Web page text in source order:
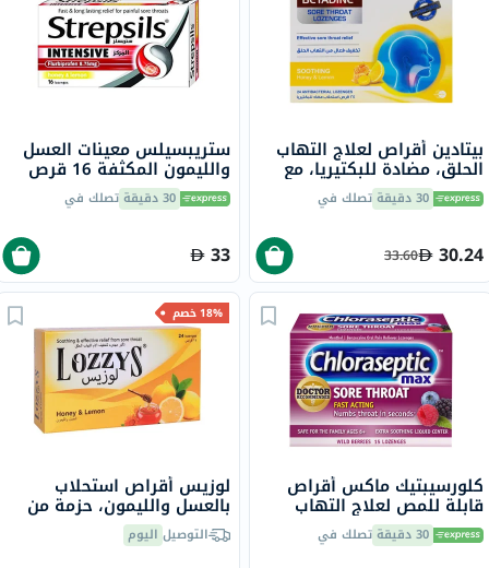
بيتادين أقراص لعلاج التهاب
الحلق، مضادة للبكتيريا، مع
العسل والليمون المهدئ،
حزمة من 24
30 دقيقة تصلك في
30.24
33.60
ستريبسيلس معينات العسل
والليمون المكثفة 16 قرص
30 دقيقة تصلك في
33
كلورسيبتيك ماكس أقراص
قابلة للمص لعلاج التهاب
قرص 30 دقيقة تصلك في
18% خصم
لوزيس أقراص استحلاب
بالعسل والليمون، حزمة من
24التوصيل اليوم